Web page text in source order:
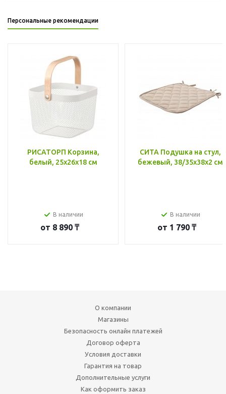
Персональные рекомендации
РИСАТОРП Корзина,
белый, 25x26x18 см
В наличии
от 8 890 ₸
СИТА Подушка на стул,
бежевый, 38/35x38x2 см
В наличии
от 1 790 ₸
О компании
Магазины
Безопасность онлайн платежей
Договор оферта
Условия доставки
Гарантия на товар
Дополнительные услуги
Как оформить заказ